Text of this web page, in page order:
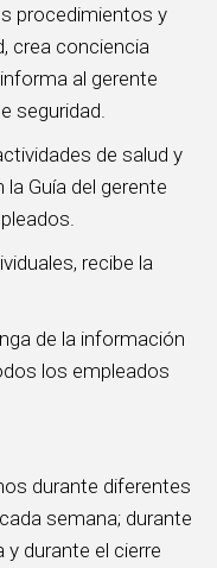
procedimientos y
crea conciencia
al gerente
seguridad.
de salud y
Guía del gerente
recibe la
de la información
los empleados
durante diferentes
semana; durante
y durante el cierre